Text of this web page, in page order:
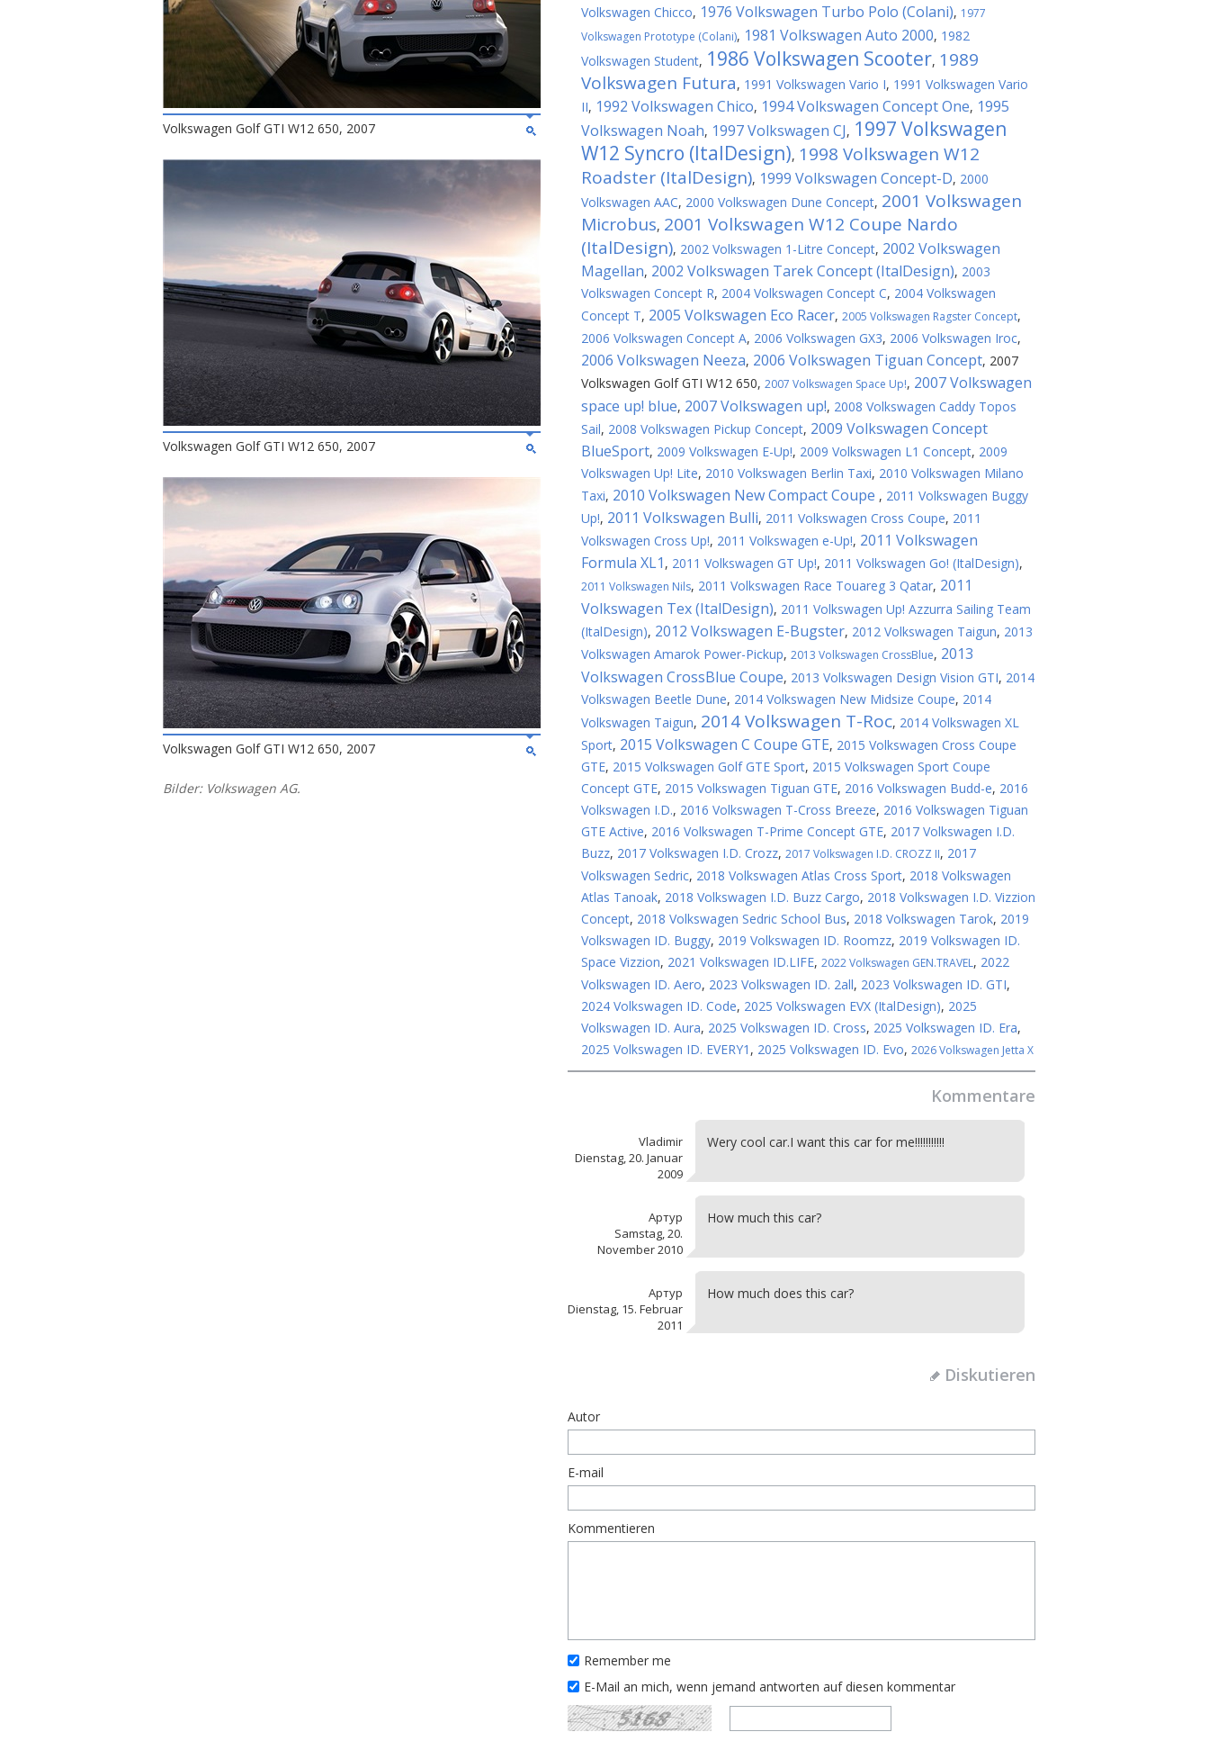
Volkswagen Golf GTI W12 650, 2007
Volkswagen Golf GTI W12 650, 2007
Volkswagen Golf GTI W12 650, 2007
Bilder: Volkswagen AG.
Volkswagen Chicco, 1976 Volkswagen Turbo Polo (Colani), 1977
Volkswagen Prototype (Colani), 1981 Volkswagen Auto 2000, 1982
Volkswagen Student, 1986 Volkswagen Scooter, 1989
Volkswagen Futura, 1991 Volkswagen Vario I, 1991 Volkswagen Vario
II, 1992 Volkswagen Chico, 1994 Volkswagen Concept One, 1995
Volkswagen Noah, 1997 Volkswagen CJ, 1997 Volkswagen
W12 Syncro (ItalDesign), 1998 Volkswagen W12
Roadster (ItalDesign), 1999 Volkswagen Concept-D, 2000
Volkswagen AAC, 2000 Volkswagen Dune Concept, 2001 Volkswagen
Microbus, 2001 Volkswagen W12 Coupe Nardo
(ItalDesign), 2002 Volkswagen 1-Litre Concept, 2002 Volkswagen
Magellan, 2002 Volkswagen Tarek Concept (ItalDesign), 2003
Volkswagen Concept R, 2004 Volkswagen Concept C, 2004 Volkswagen
Concept T, 2005 Volkswagen Eco Racer, 2005 Volkswagen Ragster Concept,
2006 Volkswagen Concept A, 2006 Volkswagen GX3, 2006 Volkswagen Iroc,
2006 Volkswagen Neeza, 2006 Volkswagen Tiguan Concept, 2007
Volkswagen Golf GTI W12 650, 2007 Volkswagen Space Up!, 2007 Volkswagen
space up! blue, 2007 Volkswagen up!, 2008 Volkswagen Caddy Topos
Sail, 2008 Volkswagen Pickup Concept, 2009 Volkswagen Concept
BlueSport, 2009 Volkswagen E-Up!, 2009 Volkswagen L1 Concept, 2009
Volkswagen Up! Lite, 2010 Volkswagen Berlin Taxi, 2010 Volkswagen Milano
Taxi, 2010 Volkswagen New Compact Coupe , 2011 Volkswagen Buggy
Up!, 2011 Volkswagen Bulli, 2011 Volkswagen Cross Coupe, 2011
Volkswagen Cross Up!, 2011 Volkswagen e-Up!, 2011 Volkswagen
Formula XL1 , 2011 Volkswagen GT Up!, 2011 Volkswagen Gо! (ItalDesign),
2011 Volkswagen Nils, 2011 Volkswagen Race Touareg 3 Qatar, 2011
Volkswagen Tex (ItalDesign), 2011 Volkswagen Up! Azzurra Sailing Team
(ItalDesign), 2012 Volkswagen E-Bugster, 2012 Volkswagen Taigun, 2013
Volkswagen Amarok Power-Pickup, 2013 Volkswagen CrossBlue, 2013
Volkswagen CrossBlue Coupe, 2013 Volkswagen Design Vision GTI, 2014
Volkswagen Beetle Dune, 2014 Volkswagen New Midsize Coupe, 2014
Volkswagen Taigun, 2014 Volkswagen T-Roc, 2014 Volkswagen XL
Sport, 2015 Volkswagen C Coupe GTE, 2015 Volkswagen Cross Coupe
GTE, 2015 Volkswagen Golf GTE Sport, 2015 Volkswagen Sport Coupe
Concept GTE, 2015 Volkswagen Tiguan GTE, 2016 Volkswagen Budd-e, 2016
Volkswagen I.D., 2016 Volkswagen T-Cross Breeze, 2016 Volkswagen Tiguan
GTE Active, 2016 Volkswagen T-Prime Concept GTE, 2017 Volkswagen I.D.
Buzz, 2017 Volkswagen I.D. Crozz, 2017 Volkswagen I.D. CROZZ II, 2017
Volkswagen Sedric, 2018 Volkswagen Atlas Cross Sport, 2018 Volkswagen
Atlas Tanoak, 2018 Volkswagen I.D. Buzz Cargo, 2018 Volkswagen I.D. Vizzion
Concept, 2018 Volkswagen Sedric School Bus, 2018 Volkswagen Tarok, 2019
Volkswagen ID. Buggy, 2019 Volkswagen ID. Roomzz, 2019 Volkswagen ID.
Space Vizzion, 2021 Volkswagen ID.LIFE, 2022 Volkswagen GEN.TRAVEL, 2022
Volkswagen ID. Aero, 2023 Volkswagen ID. 2all, 2023 Volkswagen ID. GTI,
2024 Volkswagen ID. Code, 2025 Volkswagen EVX (ItalDesign), 2025
Volkswagen ID. Aura, 2025 Volkswagen ID. Cross, 2025 Volkswagen ID. Era,
2025 Volkswagen ID. EVERY1 , 2025 Volkswagen ID. Evo, 2026 Volkswagen Jetta X
Kommentare
Vladimir
Dienstag, 20. Januar
2009
Wery cool car.I want this car for me!!!!!!!!!!!
Артур
Samstag, 20.
November 2010
How much this car?
Артур
Dienstag, 15. Februar
2011
How much does this car?
Diskutieren
Autor
E-mail
Kommentieren
Remember me
E-Mail an mich, wenn jemand antworten auf diesen kommentar